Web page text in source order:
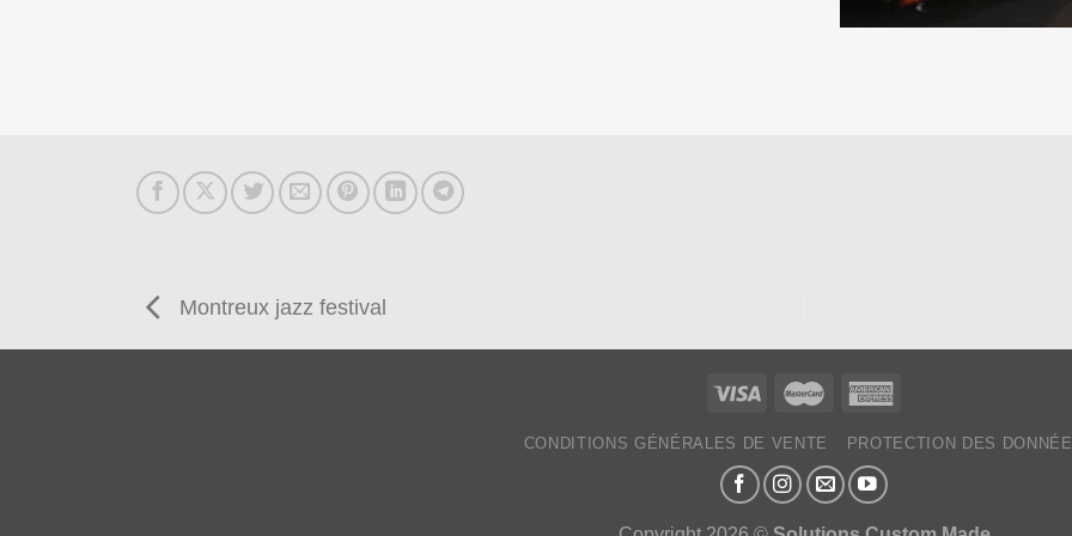
Montreux jazz festival
CONDITIONS GÉNÉRALES DE VENTE PROTECTION DES